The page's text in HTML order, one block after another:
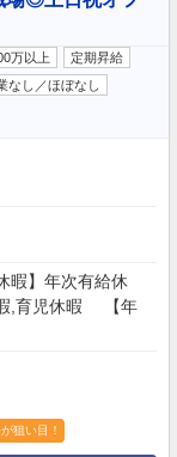
万以上
定期昇給
なし／ほぼなし
暇】年次有給休
,育児休暇 【年
狙い目！